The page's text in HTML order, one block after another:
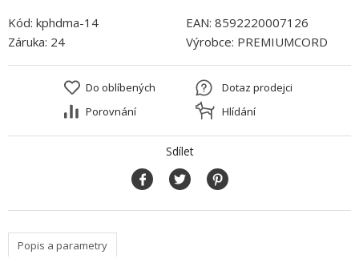
Kód: kphdma-14 EAN: 8592220007126
Záruka: 24 Výrobce: PREMIUMCORD
Do oblíbených
Porovnání
Dotaz prodejci
Hlídání
Sdílet
Popis a parametry